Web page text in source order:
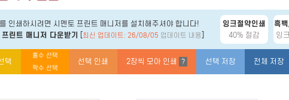
인쇄하시려면 시멘토 프린트 매니저를 설치해주셔야 합니다!
린트 매니저 다운받기
최신 업데이트: 26/08/05 업데이트 내용
잉크절약인쇄
40% 절감
흑
잉
택
홀수 선택
짝수 선택
선택 인쇄 2장씩 모아 인쇄 ? 선택 저장 전체 저장